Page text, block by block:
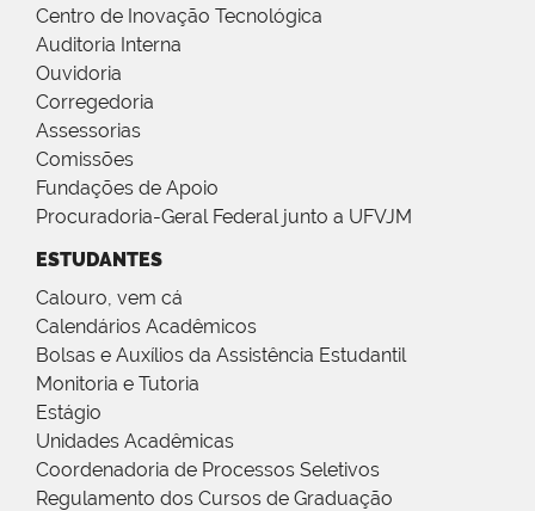
Centro de Inovação Tecnológica
Auditoria Interna
Ouvidoria
Corregedoria
Assessorias
Comissões
Fundações de Apoio
Procuradoria-Geral Federal junto a UFVJM
ESTUDANTES
Calouro, vem cá
Calendários Acadêmicos
Bolsas e Auxílios da Assistência Estudantil
Monitoria e Tutoria
Estágio
Unidades Acadêmicas
Coordenadoria de Processos Seletivos
Regulamento dos Cursos de Graduação